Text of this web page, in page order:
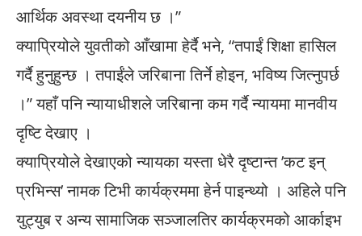
आर्थिक अवस्था दयनीय छ ।”
क्याप्रियोले युवतीको आँखामा हेर्दै भने, “तपाईं शिक्षा हासिल
गर्दै हुनुहुन्छ । तपाईंले जरिबाना तिर्ने होइन, भविष्य जित्नुपर्छ
।” यहाँ पनि न्यायाधीशले जरिबाना कम गर्दै न्यायमा मानवीय
दृष्टि देखाए ।
क्याप्रियोले देखाएको न्यायका यस्ता धेरै दृष्टान्त ’कट इन्
प्रभिन्स’ नामक टिभी कार्यक्रममा हेर्न पाइन्थ्यो । अहिले पनि
युट्युब र अन्य सामाजिक सञ्जालतिर कार्यक्रमको आर्काइभ